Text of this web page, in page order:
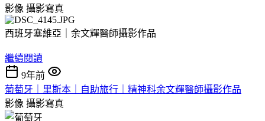
影像 攝影寫真
西班牙塞維亞｜余文輝醫師攝影作品
繼續閱讀
9年前
葡萄牙｜里斯本｜自助旅行｜精神科余文輝醫師攝影作品
影像 攝影寫真